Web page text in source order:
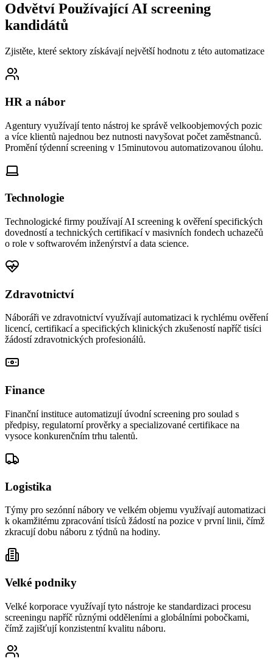
Odvětví Používající AI screening
kandidátů
Zjistěte, které sektory získávají největší hodnotu z této automatizace
HR a nábor
Agentury využívají tento nástroj ke správě velkoobjemových pozic
a více klientů najednou bez nutnosti navyšovat počet zaměstnanců.
Promění týdenní screening v 15minutovou automatizovanou úlohu.
Technologie
Technologické firmy používají AI screening k ověření specifických
dovedností a technických certifikací v masivních fondech uchazečů
o role v softwarovém inženýrství a data science.
Zdravotnictví
Náboráři ve zdravotnictví využívají automatizaci k rychlému ověření
licencí, certifikací a specifických klinických zkušeností napříč tisíci
žádostí zdravotnických profesionálů.
Finance
Finanční instituce automatizují úvodní screening pro soulad s
předpisy, regulatorní prověrky a specializované certifikace na
vysoce konkurenčním trhu talentů.
Logistika
Týmy pro sezónní nábory ve velkém objemu využívají automatizaci
k okamžitému zpracování tisíců žádostí na pozice v první linii, čímž
zkracují dobu náboru z týdnů na hodiny.
Velké podniky
Velké korporace využívají tyto nástroje ke standardizaci procesu
screeningu napříč různými odděleními a globálními pobočkami,
čímž zajišťují konzistentní kvalitu náboru.